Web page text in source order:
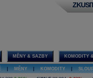
MĚNY & SAZBY KOMODITY
MĚNY KOMODITY